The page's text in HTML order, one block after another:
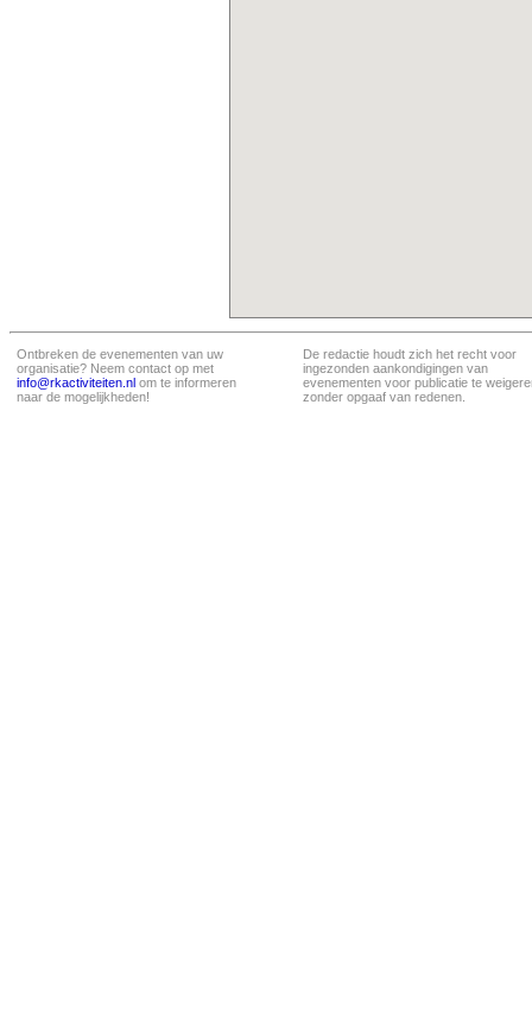
Ontbreken de evenementen van uw
organisatie? Neem contact op met
info@rkactiviteiten.nl om te informeren
naar de mogelijkheden!
De redactie houdt zich het recht voor
ingezonden aankondigingen van
evenementen voor publicatie te
zonder opgaaf van redenen.